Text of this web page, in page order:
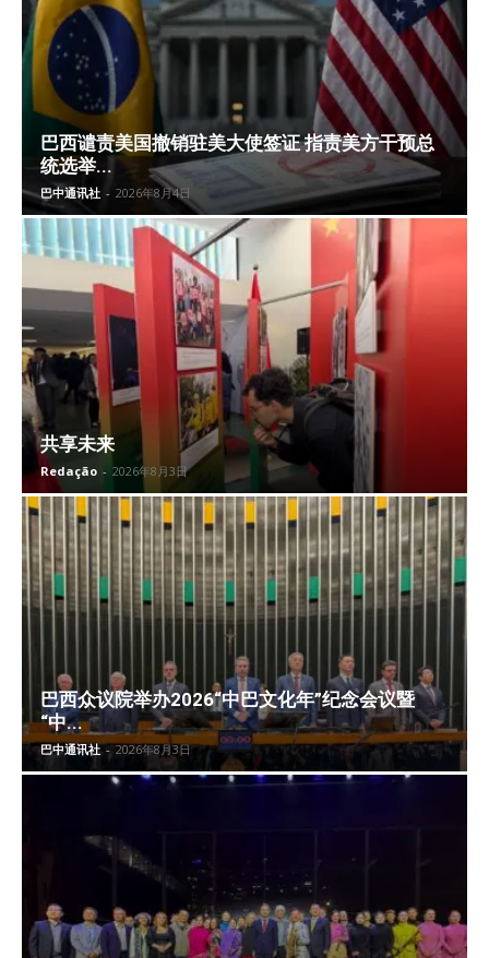
巴西谴责美国撤销驻美大使签证 指责美方干预总
统选举...
巴中通讯社 - 2026年8月4日
共享未来
Redação - 2026年8月3日
巴西众议院举办2026“中巴文化年”纪念会议暨
“中...
巴中通讯社 - 2026年8月3日